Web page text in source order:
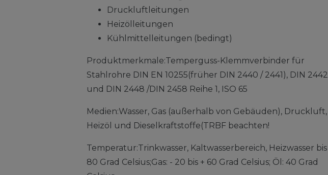
Druckluftleitungen
Heizölleitungen
Kühlmittelleitungen (bedingt)
Produktmerkmale:Temperguss-Klemmverbinder für
Stahlrohre DIN EN 10255(früher DIN 2440 / 2441), DIN 2442
und DIN 2448 /DIN 2458 Reihe 1, ISO 65
Medien:Wasser, Gas (außerhalb von Gebäuden), Druckluft,
Heizöl und Dieselkraftstoffe(TRBF beachten!
Temperatur:Trinkwasser, Kaltwasserbereich, Heizwasser bis
80 Grad Celsius;Gas: - 20 bis + 60 Grad Celsius; Öl: 40 Grad